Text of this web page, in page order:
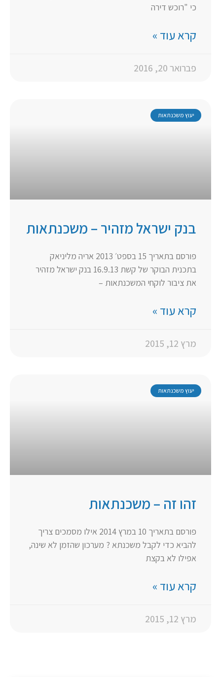
כי "רוכש דירה
קרא עוד »
פברואר 20, 2016
יעוץ משכנתאות
בנק ישראל מזהיר – משכנתאות
פורסם בתאריך 15 בספט׳ 2013 אריה מליניאק
בתכנית הבוקר של קשת 16.9.13 בנק ישראל מזהיר
את ציבור לוקחי המשכנתאות –
קרא עוד »
מרץ 12, 2015
יעוץ משכנתאות
זהו זה – משכנתאות
פורסם בתאריך 10 במרץ 2014 אילו מסמכים צריך
להביא כדי לקבל משכנתא ? מערכון שהזמן לא שינה,
אפילו לא בקצת
קרא עוד »
מרץ 12, 2015